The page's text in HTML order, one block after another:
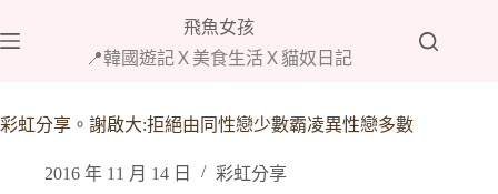
至
內
飛魚女孩
📍韓國遊記Ｘ美食生活Ｘ貓奴日記
彩虹分享。謝啟大:拒絕由同性戀少數霸凌異性戀多數
2016 年 11 月 14 日 彩虹分享